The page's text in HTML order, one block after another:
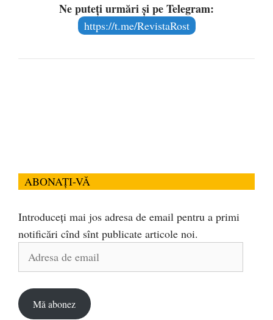
Ne puteți urmări și pe Telegram:
https://t.me/RevistaRost
ABONAȚI-VĂ
Introduceți mai jos adresa de email pentru a primi
notificări cînd sînt publicate articole noi.
Adresa
Mă abonez